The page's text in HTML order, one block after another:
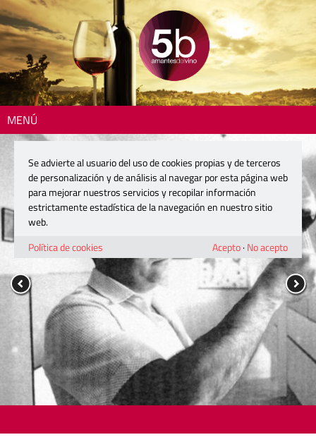
MENÚ
Se advierte al usuario del uso de cookies propias y de terceros
de personalización y de análisis al navegar por esta página web
para mejorar nuestros servicios y recopilar información
estrictamente estadística de la navegación en nuestro sitio
web.
Política de cookies
Acepto· No acepto